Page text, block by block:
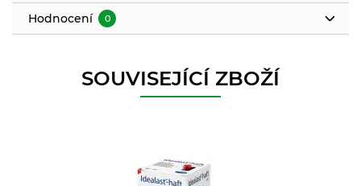
Hodnocení 0
SOUVISEJÍCÍ ZBOŽÍ